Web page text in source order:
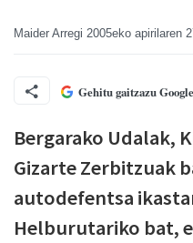
Maider Arregi 2005eko apirilaren
Gehitu gaitzazu
Bergarako Udalak,
Gizarte Zerbitzuak
autodefentsa
Helburutariko bat,